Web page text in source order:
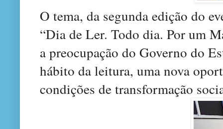
O tema, da segunda edição do
“Dia de Ler. Todo dia. Por um
a preocupação do Governo do
hábito da leitura, uma nova
condições de transformação soci